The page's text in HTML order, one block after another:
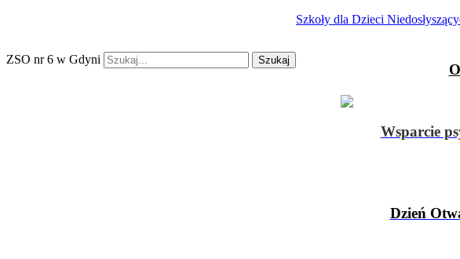
ZSO nr 6 w Gdyni Szukaj
Szkoły dla Dzieci
Wsparcie
Dzień